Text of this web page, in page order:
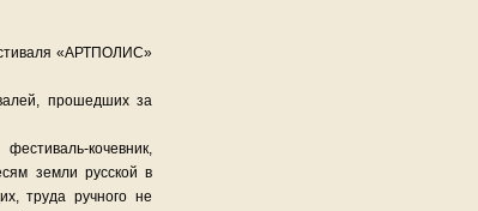
«АРТПОЛИС»
прошедших за
кочевник,
земли русской в
труда ручного не